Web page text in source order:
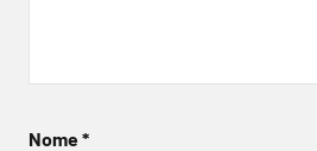
Nome*